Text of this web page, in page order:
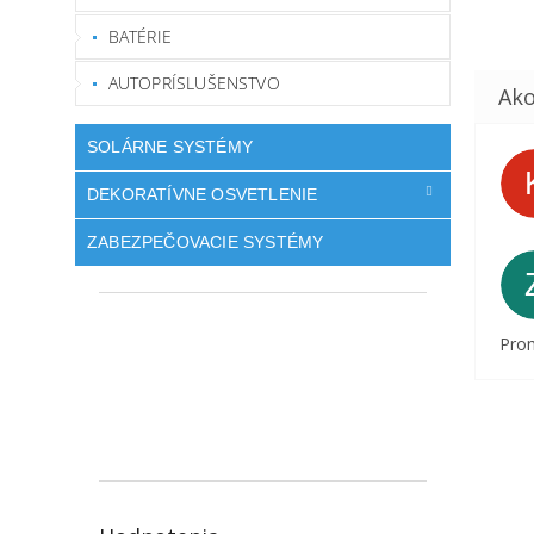
BATÉRIE
AUTOPRÍSLUŠENSTVO
SOLÁRNE SYSTÉMY
DEKORATÍVNE OSVETLENIE
ZABEZPEČOVACIE SYSTÉMY